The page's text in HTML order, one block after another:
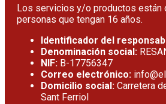
Los servicios y/o productos
personas que tengan 16 años.
Identificador del
Denominación social:
NIF: B-17756347
Correo electrónico:
Domicilio social: Carretera
Sant Ferriol